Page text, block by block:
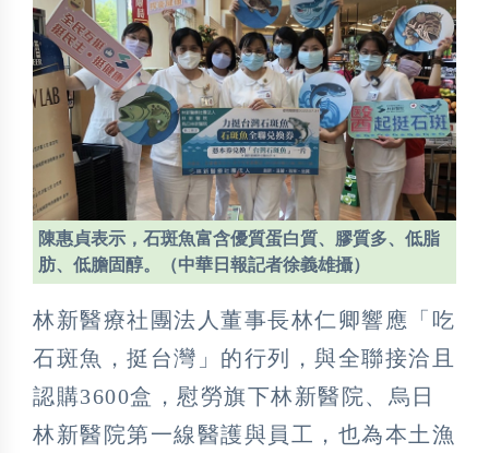
陳惠貞表示，石斑魚富含優質蛋白質、膠質多、低脂
肪、低膽固醇。（中華日報記者徐義雄攝）
林新醫療社團法人董事長林仁卿響應「吃
石斑魚，挺台灣」的行列，與全聯接洽且
認購3600盒，慰勞旗下林新醫院、烏日
林新醫院第一線醫護與員工，也為本土漁